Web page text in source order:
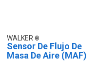
WALKER
Sensor De Flujo De
Masa De Aire (MAF)